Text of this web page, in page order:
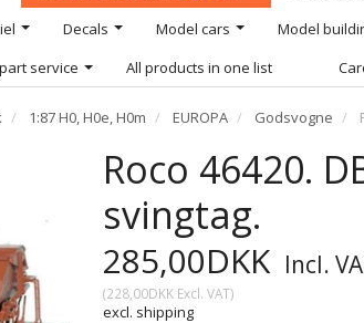
Decals Model cars Model
service All products in one list
1:87 H0, H0e, H0m EUROPA Godsvogne
Roco 46420.
svingtag.
285,00DKK Incl.
(228,00DKK Excl. VAT)
excl. shipping